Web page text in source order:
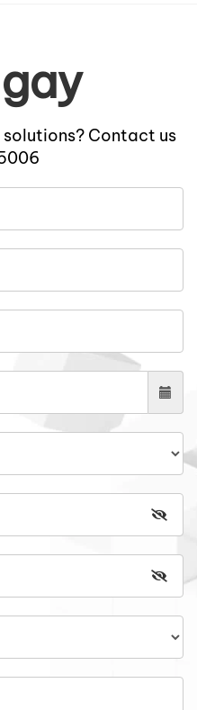
solutions? Contact us